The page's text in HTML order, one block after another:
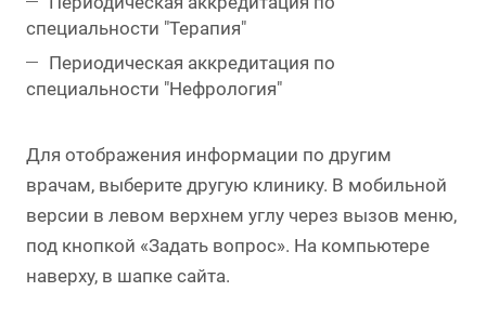
специальности "Терапия"
Периодическая аккредитация по
специальности "Нефрология"
Для отображения информации по другим
врачам, выберите другую клинику. В мобильной
версии в левом верхнем углу через вызов меню,
под кнопкой «Задать вопрос». На компьютере
наверху, в шапке сайта.